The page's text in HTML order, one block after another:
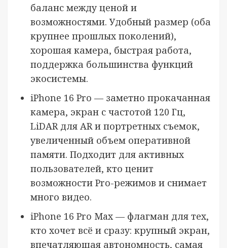
баланс между ценой и
возможностями. Удобный размер (оба
крупнее прошлых поколений),
хорошая камера, быстрая работа,
поддержка большинства функций
экосистемы.
iPhone 16 Pro — заметно прокачанная
камера, экран с частотой 120 Гц,
LiDAR для AR и портретных съемок,
увеличенный объем оперативной
памяти. Подходит для активных
пользователей, кто ценит
возможности Pro-режимов и снимает
много видео.
iPhone 16 Pro Max — флагман для тех,
кто хочет всё и сразу: крупный экран,
впечатляющая автономность, самая